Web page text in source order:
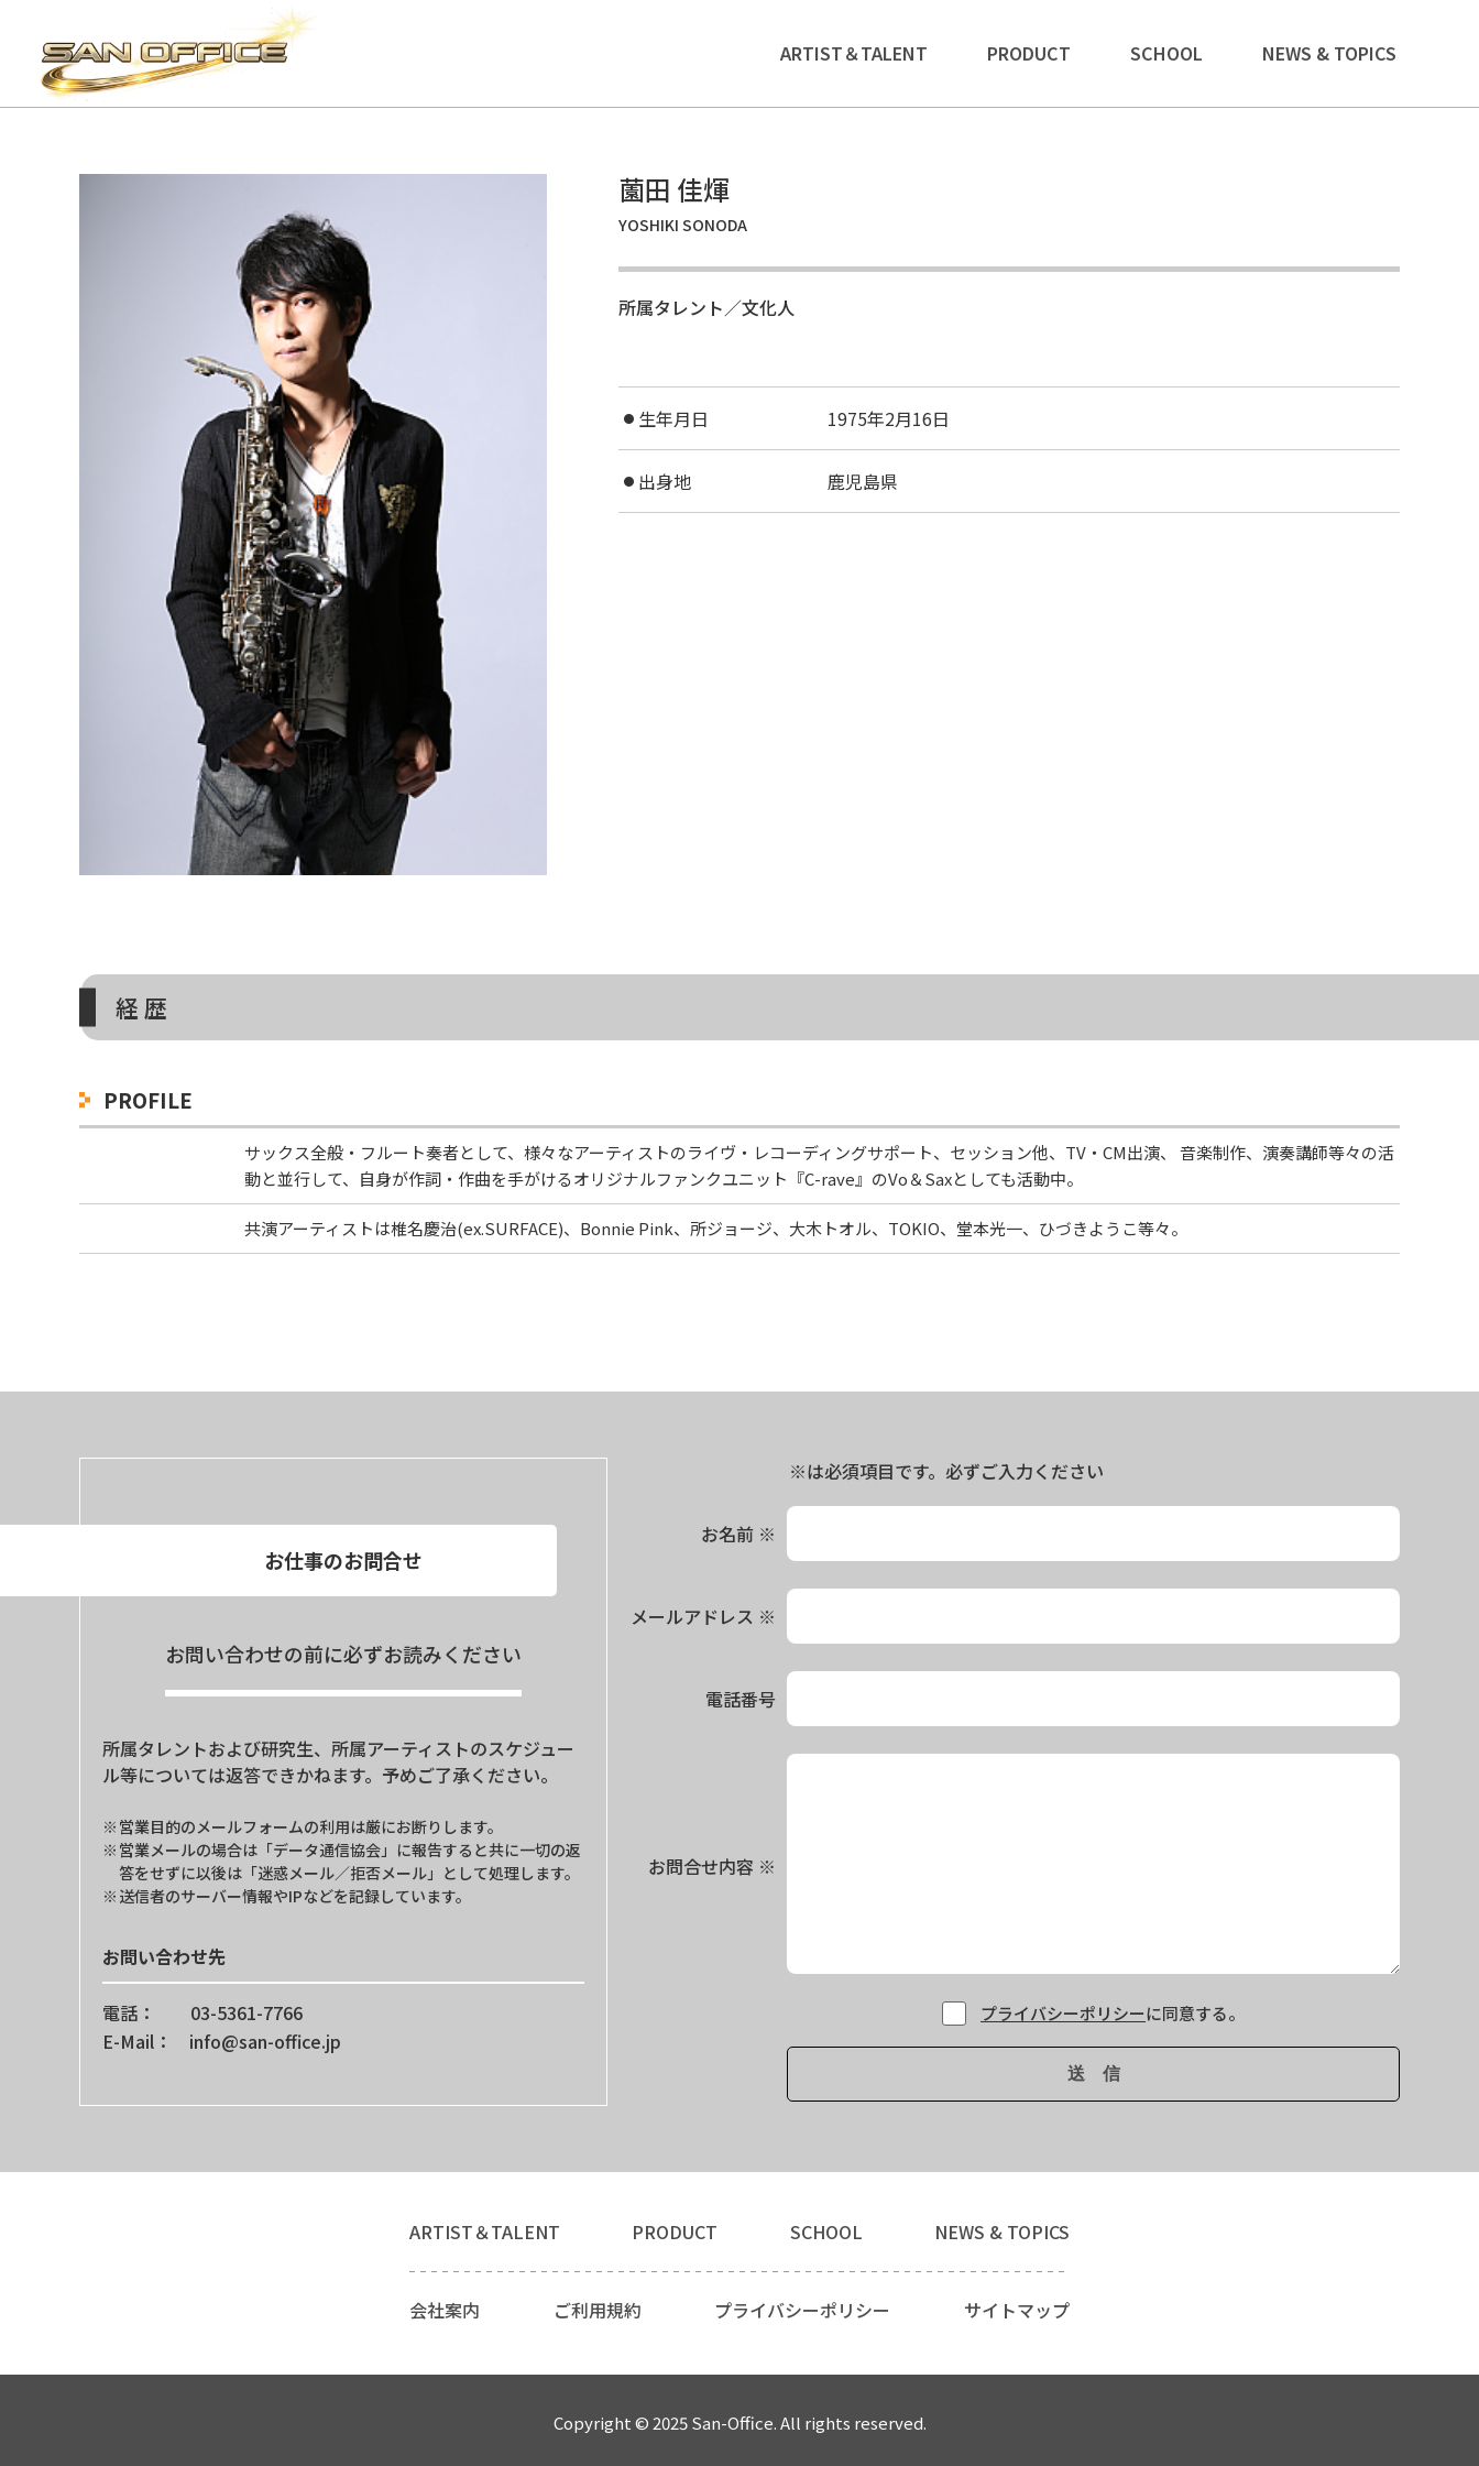
ARTIST＆TALENT PRODUCT SCHOOL NEWS & TOPICS
薗田 佳煇
YOSHIKI SONODA
所属タレント／文化人
● 生年月日 1975年2月16日
● 出身地 鹿児島県
経 歴
PROFILE
サックス全般・フルート奏者として、様々なアーティストのライヴ・レコーディングサポート、セッション他、TV・CM出演、 音楽制作、演奏講師等々の活
動と並行して、自身が作詞・作曲を手がけるオリジナルファンクユニット『C-rave』のVo＆Saxとしても活動中。
共演アーティストは椎名慶治(ex.SURFACE)、Bonnie Pink、所ジョージ、大木トオル、TOKIO、堂本光一、ひづきようこ等々。
お仕事のお問合せ
お問い合わせの前に必ずお読みください
所属タレントおよび研究生、所属アーティストのスケジュー
ル等については返答できかねます。予めご了承ください。
営業目的のメールフォームの利用は厳にお断りします。
営業メールの場合は「データ通信協会」に報告すると共に一切の返
答をせずに以後は「迷惑メール／拒否メール」として処理します。
送信者のサーバー情報やIPなどを記録しています。
お問い合わせ先
電話： 03-5361-7766
E-Mail： info@san-office.jp
※は必須項目です。必ずご入力ください
お名前 ※
メールアドレス ※
電話番号
お問合せ内容 ※
プライバシーポリシーに同意する。
ARTIST＆TALENT PRODUCT SCHOOL NEWS & TOPICS
会社案内 ご利用規約 プライバシーポリシー サイトマップ
Copyright © 2025 San-Office. All rights reserved.